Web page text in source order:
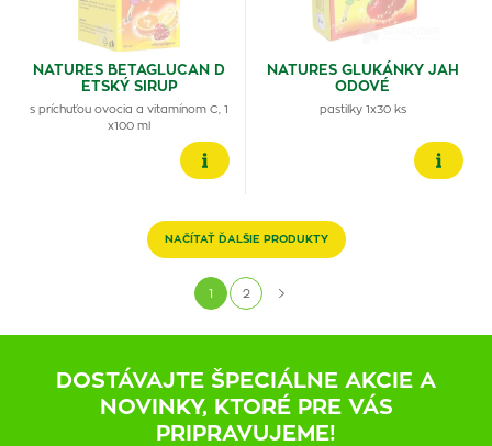
NATURES BETAGLUCAN D
ETSKÝ SIRUP
s príchuťou ovocia a vitamínom C, 1
x100 ml
NATURES GLUKÁNKY JAH
ODOVÉ
pastilky 1x30 ks
NAČÍTAŤ ĎALŠIE PRODUKTY
1 2
DOSTÁVAJTE ŠPECIÁLNE AKCIE A
NOVINKY, KTORÉ PRE VÁS
PRIPRAVUJEME!